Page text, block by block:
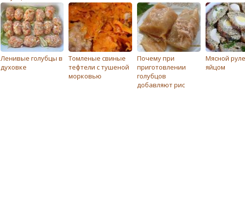
Ленивые голубцы в
духовке
Томленые свиные
тефтели с тушеной
морковью
Почему при
приготовлении
голубцов
добавляют рис
Мясной
яйцом